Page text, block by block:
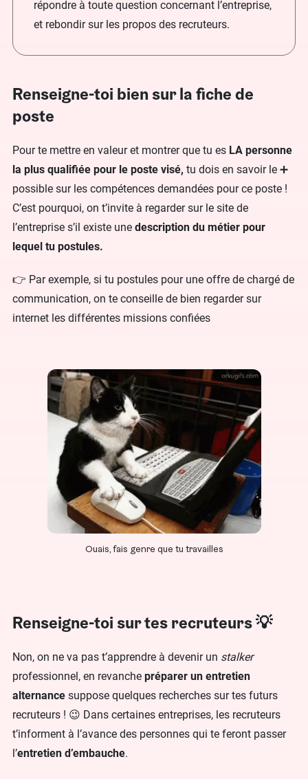
répondre à toute question concernant l’entreprise,
et rebondir sur les propos des recruteurs.
Renseigne-toi bien sur la fiche de
poste
Pour te mettre en valeur et montrer que tu es LA personne
la plus qualifiée pour le poste visé, tu dois en savoir le ➕
possible sur les compétences demandées pour ce poste !
C’est pourquoi, on t’invite à regarder sur le site de
l’entreprise s’il existe une description du métier pour
lequel tu postules.
👉 Par exemple, si tu postules pour une offre de chargé de
communication, on te conseille de bien regarder sur
internet les différentes missions confiées
Ouais, fais genre que tu travailles
Renseigne-toi sur tes recruteurs 💡
Non, on ne va pas t’apprendre à devenir un stalker
professionnel, en revanche préparer un entretien
alternance suppose quelques recherches sur tes futurs
recruteurs ! 😉 Dans certaines entreprises, les recruteurs
t’informent à l’avance des personnes qui te feront passer
l’entretien d’embauche.